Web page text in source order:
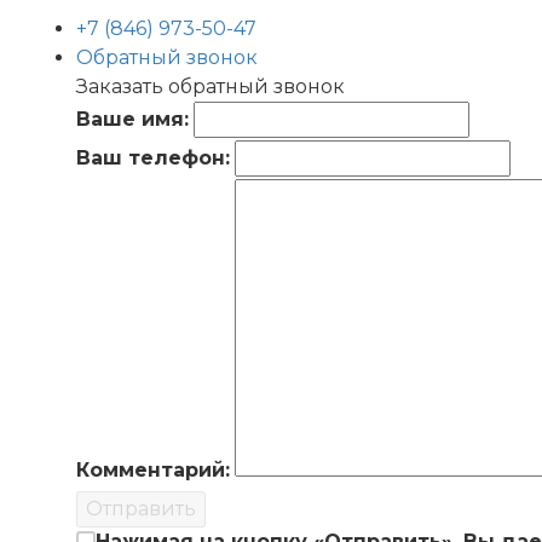
+7 (846) 973-50-47
Обратный звонок
Заказать обратный звонок
Ваше имя:
Ваш телефон:
Комментарий:
Отправить